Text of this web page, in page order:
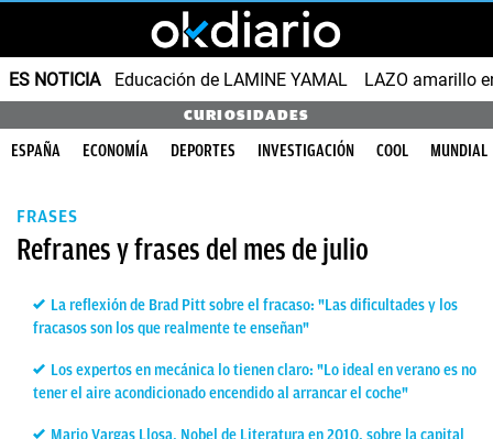
ES NOTICIA Educación de LAMINE YAMAL LAZO amarillo
CURIOSIDADES
ESPAÑA ECONOMÍA DEPORTES INVESTIGACIÓN COOL MUNDIAL
FRASES
Refranes y frases del mes de julio
La reflexión de Brad Pitt sobre el fracaso: "Las dificultades y los
fracasos son los que realmente te enseñan"
Los expertos en mecánica lo tienen claro: "Lo ideal en verano es no
tener el aire acondicionado encendido al arrancar el coche"
Mario Vargas Llosa, Nobel de Literatura en 2010, sobre la capital